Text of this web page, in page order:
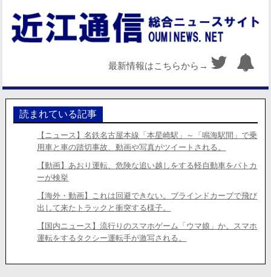
最新情報はこちらから→
読まれている記事
【ニュース】名鉄名古屋本線「本星崎駅」～「鳴海駅間」で乗
用車と車の踏切事故、動画や写真がツイートされる。
【動画】あおり運転、危険な追い越しをする軽自動車をパトカ
ーが検挙
【海外・動画】これは回避できない。ブラインドカーブで飛び
出して来たトラックと衝突する様子。
【国内ニュース】流行りのスマホゲーム「ウマ娘」か。スマホ
運転をするタクシー運転手が激写される。